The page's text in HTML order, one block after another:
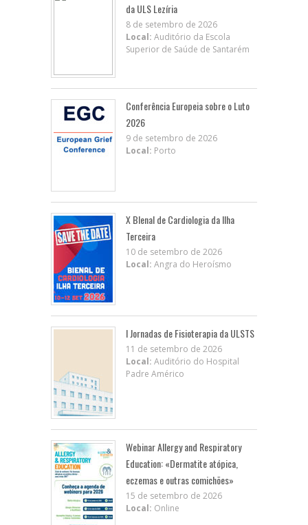
da ULS Lezíria
8 de setembro de 2026
Local: Auditório da Escola
Superior de Saúde de Santarém
Conferência Europeia sobre o Luto
2026
9 de setembro de 2026
Local: Porto
X BIenal de Cardiologia da Ilha
Terceira
10 de setembro de 2026
Local: Angra do Heroísmo
I Jornadas de Fisioterapia da ULSTS
11 de setembro de 2026
Local: Auditório do Hospital
Padre Américo
Webinar Allergy and Respiratory
Education: «Dermatite atópica,
eczemas e outras comichões»
15 de setembro de 2026
Local: Online